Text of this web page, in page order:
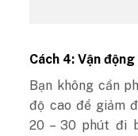
Cách 4: Vận
Bạn không cần
độ cao để giảm
20 – 30 phút đi